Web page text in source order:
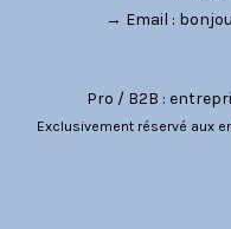
→ Email :
Pro / B2B :
Exclusivement réservé aux